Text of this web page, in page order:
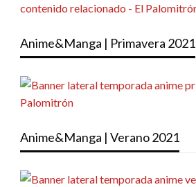
Anime&Manga | Primavera 2021
Anime&Manga | Verano 2021